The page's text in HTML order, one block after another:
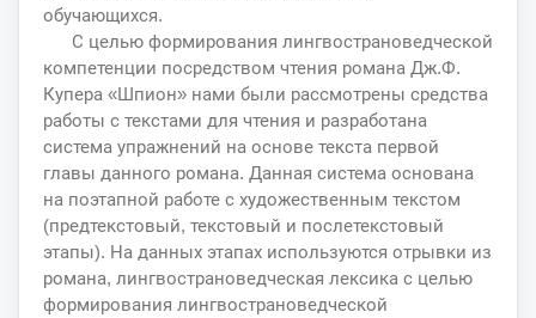
обучающихся.
С целью формирования лингвострановедческой
компетенции посредством чтения романа Дж.Ф.
Купера «Шпион» нами были рассмотрены средства
работы с текстами для чтения и разработана
система упражнений на основе текста первой
главы данного романа. Данная система основана
на поэтапной работе с художественным текстом
(предтекстовый, текстовый и послетекстовый
этапы). На данных этапах используются отрывки из
романа, лингвострановедческая лексика с целью
формирования лингвострановедческой